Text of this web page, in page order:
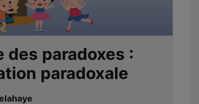
des paradoxes :
paradoxale